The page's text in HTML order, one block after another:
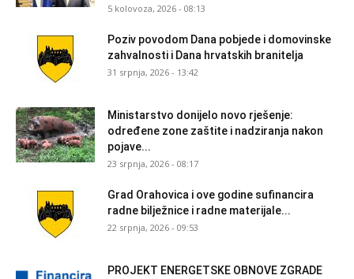
5 kolovoza, 2026 - 08:13
Poziv povodom Dana pobjede i domovinske
zahvalnosti i Dana hrvatskih branitelja
31 srpnja, 2026 - 13:42
Ministarstvo donijelo novo rješenje:
određene zone zaštite i nadziranja nakon
pojave...
23 srpnja, 2026 - 08:17
Grad Orahovica i ove godine sufinancira
radne bilježnice i radne materijale...
22 srpnja, 2026 - 09:53
PROJEKT ENERGETSKE OBNOVE ZGRADE